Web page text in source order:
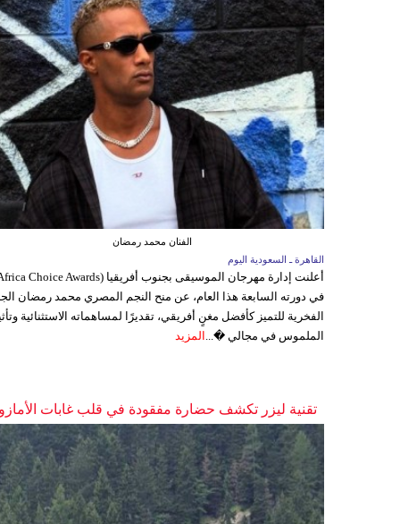
الفنان محمد رمضان
القاهرة ـ السعودية اليوم
في دورته السابعة هذا العام، عن منح النجم المصري محمد رمضان
الفخرية للتميز كأفضل مغنٍ أفريقي، تقديرًا لمساهماته الاستثنائية
الملموس في مجالي �... المزيد
تقنية ليزر تكشف حضارة مفقودة في قلب غابات